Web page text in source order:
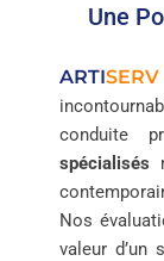
Une
ARTISERV
conduite
spécialisés
Nos
valeur d’un